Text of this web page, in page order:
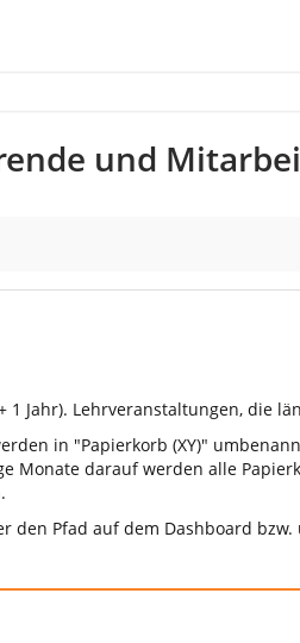
und
Jahr). Lehrveranstaltungen, die
in "Papierkorb (XY)"
Monate darauf werden alle
den Pfad auf dem Dashboard